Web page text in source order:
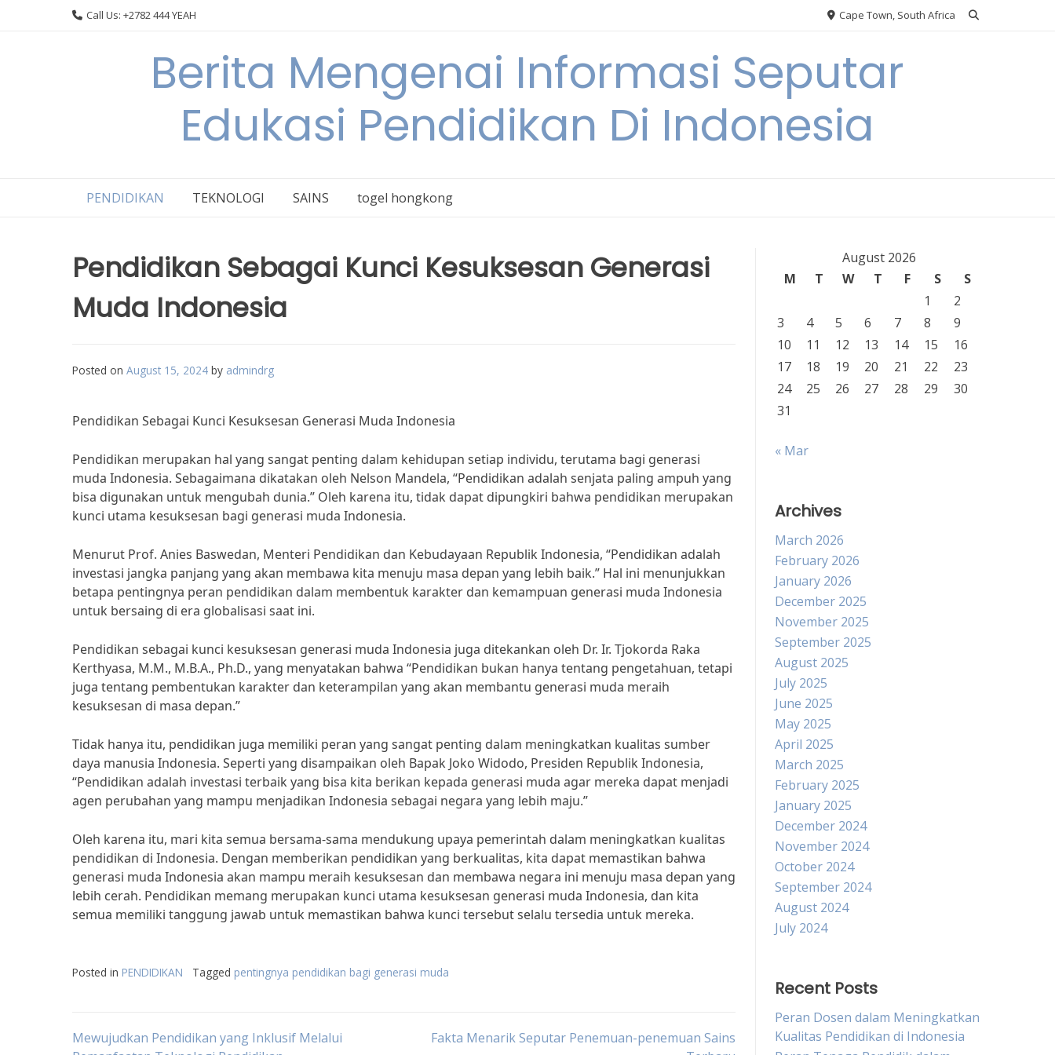
Call Us: +2782 444 YEAH Cape Town, South Africa
Berita Mengenai Informasi Seputar
Edukasi Pendidikan Di Indonesia
PENDIDIKAN TEKNOLOGI SAINS togel hongkong
Pendidikan Sebagai Kunci Kesuksesan Generasi
Muda Indonesia
Posted on August 15, 2024 by admindrg
Pendidikan Sebagai Kunci Kesuksesan Generasi Muda Indonesia
Pendidikan merupakan hal yang sangat penting dalam kehidupan setiap individu, terutama bagi generasi
muda Indonesia. Sebagaimana dikatakan oleh Nelson Mandela, “Pendidikan adalah senjata paling ampuh yang
bisa digunakan untuk mengubah dunia.” Oleh karena itu, tidak dapat dipungkiri bahwa pendidikan merupakan
kunci utama kesuksesan bagi generasi muda Indonesia.
Menurut Prof. Anies Baswedan, Menteri Pendidikan dan Kebudayaan Republik Indonesia, “Pendidikan adalah
investasi jangka panjang yang akan membawa kita menuju masa depan yang lebih baik.” Hal ini menunjukkan
betapa pentingnya peran pendidikan dalam membentuk karakter dan kemampuan generasi muda Indonesia
untuk bersaing di era globalisasi saat ini.
Pendidikan sebagai kunci kesuksesan generasi muda Indonesia juga ditekankan oleh Dr. Ir. Tjokorda Raka
Kerthyasa, M.M., M.B.A., Ph.D., yang menyatakan bahwa “Pendidikan bukan hanya tentang pengetahuan, tetapi
juga tentang pembentukan karakter dan keterampilan yang akan membantu generasi muda meraih
kesuksesan di masa depan.”
Tidak hanya itu, pendidikan juga memiliki peran yang sangat penting dalam meningkatkan kualitas sumber
daya manusia Indonesia. Seperti yang disampaikan oleh Bapak Joko Widodo, Presiden Republik Indonesia,
“Pendidikan adalah investasi terbaik yang bisa kita berikan kepada generasi muda agar mereka dapat menjadi
agen perubahan yang mampu menjadikan Indonesia sebagai negara yang lebih maju.”
Oleh karena itu, mari kita semua bersama-sama mendukung upaya pemerintah dalam meningkatkan kualitas
pendidikan di Indonesia. Dengan memberikan pendidikan yang berkualitas, kita dapat memastikan bahwa
generasi muda Indonesia akan mampu meraih kesuksesan dan membawa negara ini menuju masa depan yang
lebih cerah. Pendidikan memang merupakan kunci utama kesuksesan generasi muda Indonesia, dan kita
semua memiliki tanggung jawab untuk memastikan bahwa kunci tersebut selalu tersedia untuk mereka.
Posted in PENDIDIKAN Tagged pentingnya pendidikan bagi generasi muda
Post
Mewujudkan Pendidikan yang Inklusif Melalui
Fakta Menarik Seputar Penemuan-penemuan Sains
August 2026
M
T W T F S
S
1
2
3
4 5 6 7 8
9
10
11 12 13 14 15
16
17
18 19 20 21 22
23
24
25 26 27 28 29
30
31
« Mar
Archives
March 2026
February 2026
January 2026
December 2025
November 2025
September 2025
August 2025
July 2025
June 2025
May 2025
April 2025
March 2025
February 2025
January 2025
December 2024
November 2024
October 2024
September 2024
August 2024
July 2024
Recent Posts
Peran Dosen dalam Meningkatkan
Kualitas Pendidikan di Indonesia